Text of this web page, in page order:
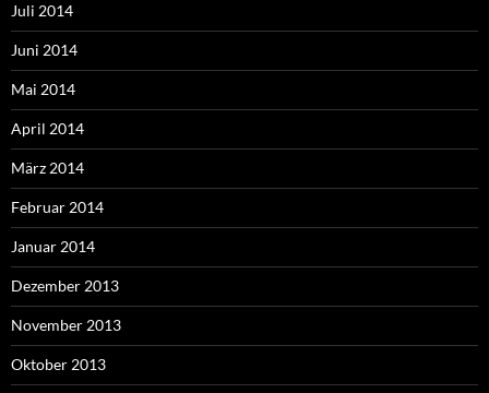
Juli 2014
Juni 2014
Mai 2014
April 2014
März 2014
Februar 2014
Januar 2014
Dezember 2013
November 2013
Oktober 2013